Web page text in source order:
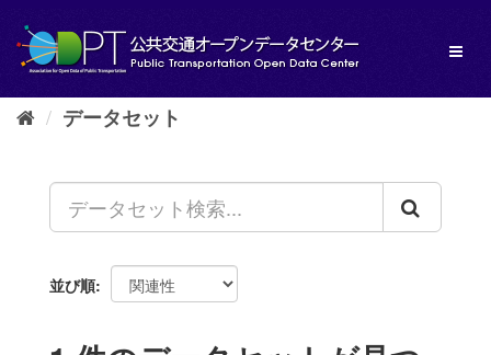
し
データセット
並び順